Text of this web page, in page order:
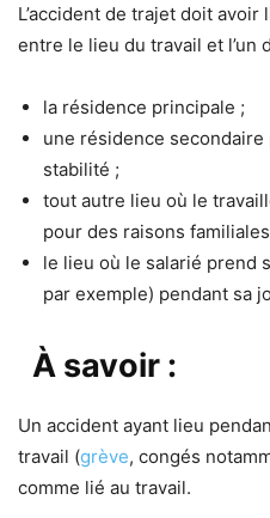
L’accident de trajet doit
entre le lieu du travail et l’un
la résidence principale ;
une résidence
stabilité ;
tout autre lieu où le
pour des raisons
le lieu où le salarié prend
par exemple) pendant sa
À savoir :
Un accident ayant lieu
travail (grève, congés
comme lié au travail.